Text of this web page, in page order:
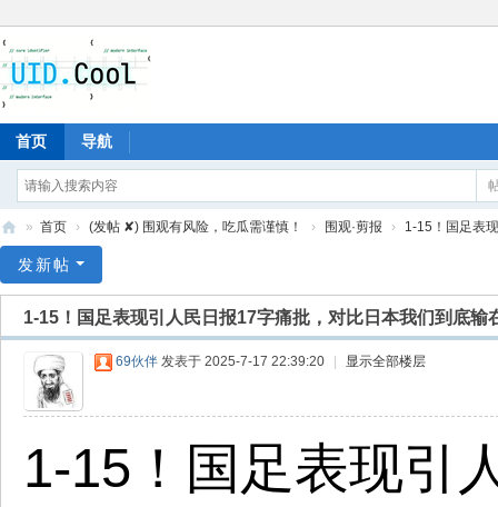
首页 导航
爱
» 首页 › (发帖 ✘) 围观有风险，吃瓜需谨慎！ › 围观·剪报 › 1-15！国足表
发新帖
1-15！国足表现引人民日报17字痛批，对比日本我们到底输
69伙伴 发表于 2025-7-17 22:39:20 显示全部楼层
1-15！国足表现引